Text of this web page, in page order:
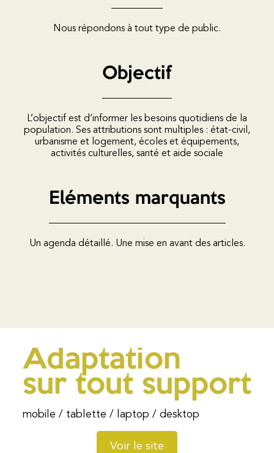
Nous répondons à tout type de public.
Objectif
L’objectif est d’informer les besoins quotidiens de la
population. Ses attributions sont multiples : état-civil,
urbanisme et logement, écoles et équipements,
activités culturelles, santé et aide sociale
Eléments marquants
Un agenda détaillé. Une mise en avant des articles.
Voir le site
Adaptation
sur tout support
mobile / tablette / laptop / desktop